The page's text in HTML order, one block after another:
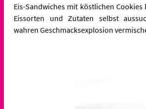
Eis-Sandwiches mit köstlichen
Eissorten und Zutaten selbst
wahren Geschmacksexplosion